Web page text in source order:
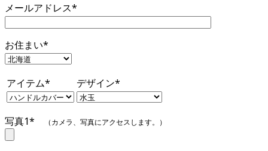
メールアドレス*
お住まい*
アイテム* デザイン*
写真1* （カメラ、写真にアクセスします。）